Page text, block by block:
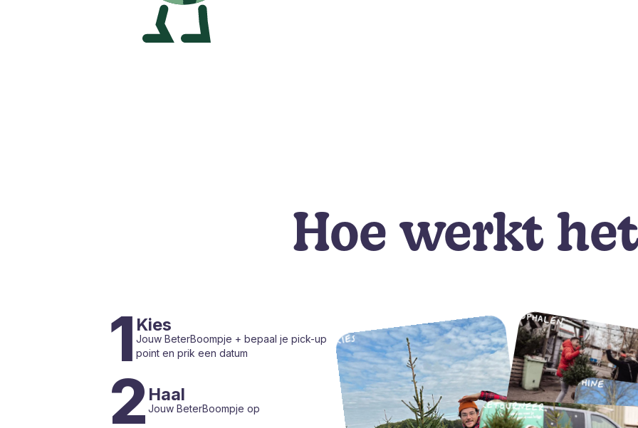
Hoe werkt
1 Kies
Jouw BeterBoompje + bepaal je pick-up
point en prik een datum
2 Haal
Jouw BeterBoompje op
KIES
OPHALEN
SHINE
RETOURNEER
HERPLANTEN